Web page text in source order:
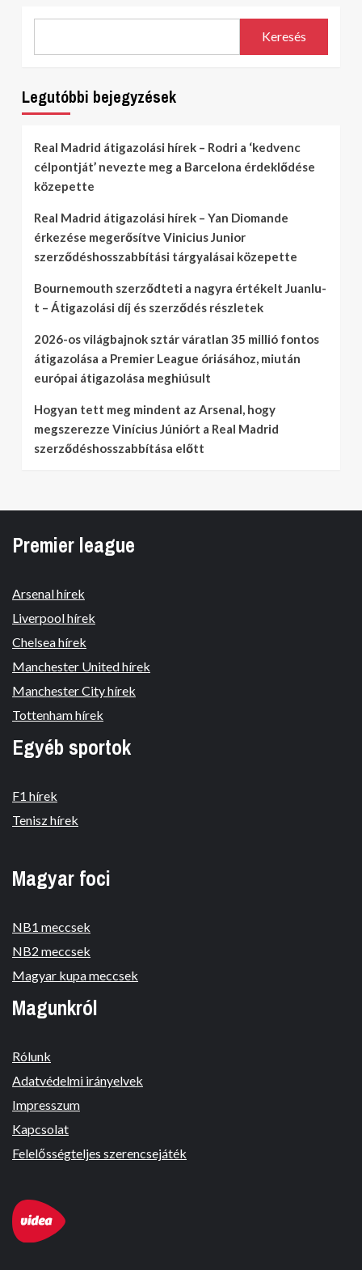
Keresés
Legutóbbi bejegyzések
Real Madrid átigazolási hírek – Rodri a ‘kedvenc
célpontját’ nevezte meg a Barcelona érdeklődése
közepette
Real Madrid átigazolási hírek – Yan Diomande
érkezése megerősítve Vinicius Junior
szerződéshosszabbítási tárgyalásai közepette
Bournemouth szerződteti a nagyra értékelt Juanlu-
t – Átigazolási díj és szerződés részletek
2026-os világbajnok sztár váratlan 35 millió fontos
átigazolása a Premier League óriásához, miután
európai átigazolása meghiúsult
Hogyan tett meg mindent az Arsenal, hogy
megszerezze Vinícius Júniórt a Real Madrid
szerződéshosszabbítása előtt
Premier league
Arsenal hírek
Liverpool hírek
Chelsea hírek
Manchester United hírek
Manchester City hírek
Tottenham hírek
Egyéb sportok
F1 hírek
Tenisz hírek
Magyar foci
NB1 meccsek
NB2 meccsek
Magyar kupa meccsek
Magunkról
Rólunk
Adatvédelmi irányelvek
Impresszum
Kapcsolat
Felelősségteljes szerencsejáték